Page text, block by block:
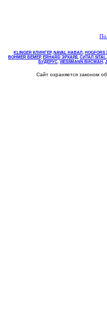
KLINGER КЛИНГЕР, NAVAL НАВАЛ ,
BOHMER БЕМЕР, ERHARD ЭРХАРД, СИТАЛ SITAL,
БУДЕРУС, VIESSMANN ВИСМАН ,
Сайт охраняется законом